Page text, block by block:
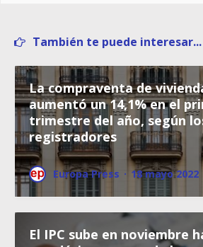
También te puede interesar...
La compraventa de
aumentó un 14,1% en el
trimestre del año, según
registradores
Europa Press · 18 mayo 2022
El IPC sube en noviembre